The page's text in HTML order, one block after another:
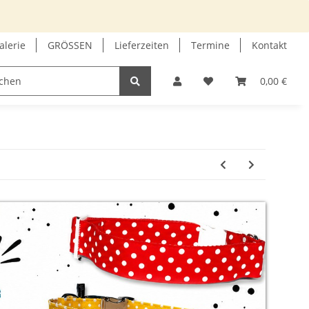
GRÖSSEN Lieferzeiten Termine Kontakt
0,00 €
GUTSCHEIN INFOECKE